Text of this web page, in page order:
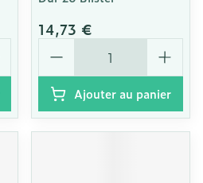
14,73 €
Quantité
Ajouter au panier